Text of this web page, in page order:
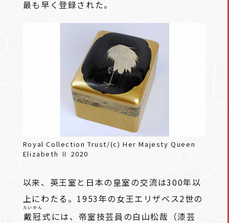
最も早く登録された。
Royal Collection Trust/(c) Her Majesty Queen
Elizabeth Ⅱ 2020
以来、英王室と日本の皇室の交流は300年以
上にわたる。1953年の女王エリザベス2世の
戴冠
たいかん
式には、帝室技芸員の白山松哉（漆芸